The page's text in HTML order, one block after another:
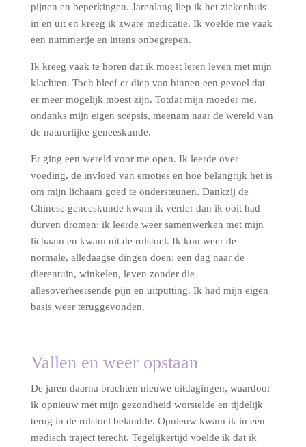
pijnen en beperkingen. Jarenlang liep ik het ziekenhuis
in en uit en kreeg ik zware medicatie. Ik voelde me vaak
een nummertje en intens onbegrepen.
Ik kreeg vaak te horen dat ik moest leren leven met mijn
klachten. Toch bleef er diep van binnen een gevoel dat
er meer mogelijk moest zijn. Totdat mijn moeder me,
ondanks mijn eigen scepsis, meenam naar de wereld van
de natuurlijke geneeskunde.
Er ging een wereld voor me open. Ik leerde over
voeding, de invloed van emoties en hoe belangrijk het is
om mijn lichaam goed te ondersteunen. Dankzij de
Chinese geneeskunde kwam ik verder dan ik ooit had
durven dromen: ik leerde weer samenwerken met mijn
lichaam en kwam uit de rolstoel. Ik kon weer de
normale, alledaagse dingen doen: een dag naar de
dierentuin, winkelen, leven zonder die
allesoverheersende pijn en uitputting. Ik had mijn eigen
basis weer teruggevonden.
Vallen en weer opstaan
De jaren daarna brachten nieuwe uitdagingen, waardoor
ik opnieuw met mijn gezondheid worstelde en tijdelijk
terug in de rolstoel belandde. Opnieuw kwam ik in een
medisch traject terecht. Tegelijkertijd voelde ik dat ik